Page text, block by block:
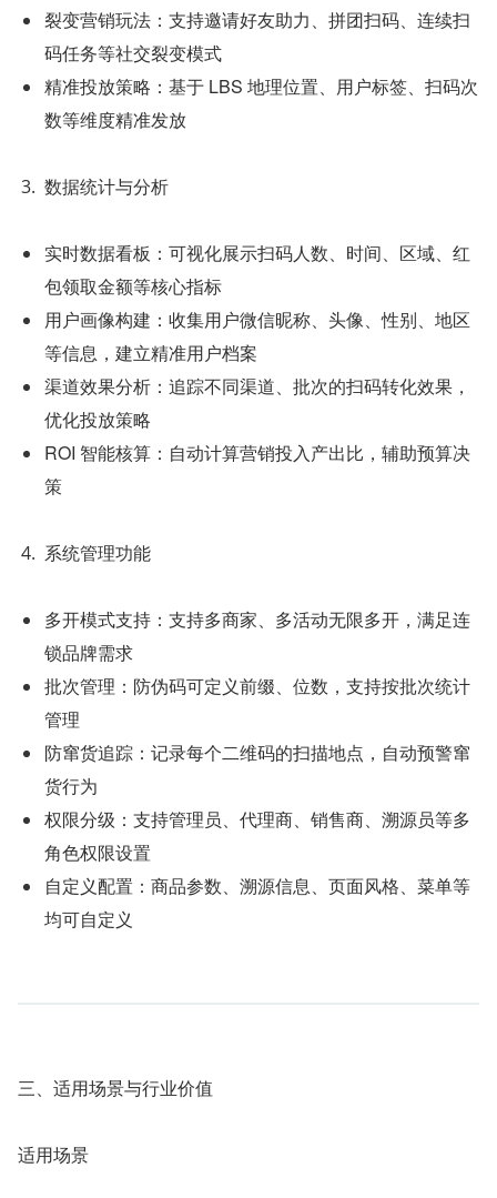
裂变营销玩法：支持邀请好友助力、拼团扫码、连续扫
码任务等社交裂变模式
精准投放策略：基于 LBS 地理位置、用户标签、扫码次
数等维度精准发放
数据统计与分析
实时数据看板：可视化展示扫码人数、时间、区域、红
包领取金额等核心指标
用户画像构建：收集用户微信昵称、头像、性别、地区
等信息，建立精准用户档案
渠道效果分析：追踪不同渠道、批次的扫码转化效果，
优化投放策略
ROI 智能核算：自动计算营销投入产出比，辅助预算决
策
系统管理功能
多开模式支持：支持多商家、多活动无限多开，满足连
锁品牌需求
批次管理：防伪码可定义前缀、位数，支持按批次统计
管理
防窜货追踪：记录每个二维码的扫描地点，自动预警窜
货行为
权限分级：支持管理员、代理商、销售商、溯源员等多
角色权限设置
自定义配置：商品参数、溯源信息、页面风格、菜单等
均可自定义
三、适用场景与行业价值
适用场景